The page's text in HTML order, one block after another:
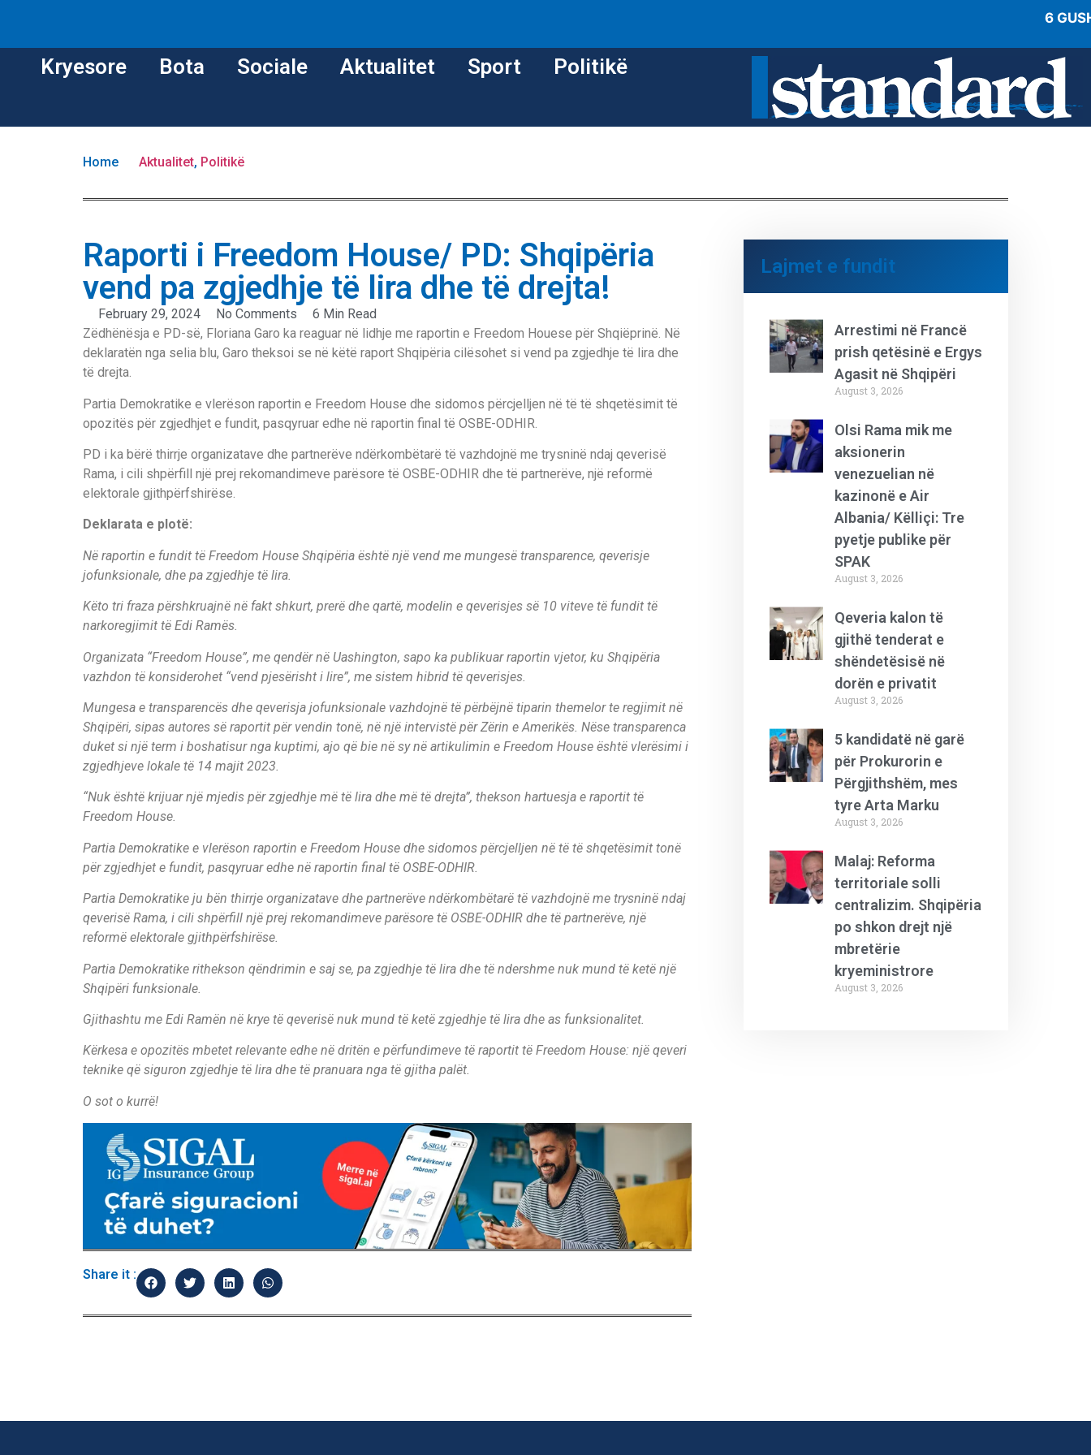
6
Kryesore Bota Sociale Aktualitet Sport Politikë
Home Aktualitet, Politikë
Raporti i Freedom House/ PD: Shqipëria
vend pa zgjedhje të lira dhe të drejta!
February 29, 2024 No Comments
6 Min Read
Zëdhënësja e PD-së, Floriana Garo ka reaguar në lidhje me raportin e Freedom Houese për Shqiëprinë. Në
deklaratën nga selia blu, Garo theksoi se në këtë raport Shqipëria cilësohet si vend pa zgjedhje të lira dhe
të drejta.
Partia Demokratike e vlerëson raportin e Freedom House dhe sidomos përcjelljen në të të shqetësimit të
opozitës për zgjedhjet e fundit, pasqyruar edhe në raportin final të OSBE-ODHIR.
PD i ka bërë thirrje organizatave dhe partnerëve ndërkombëtarë të vazhdojnë me trysninë ndaj qeverisë
Rama, i cili shpërfill një prej rekomandimeve parësore të OSBE-ODHIR dhe të partnerëve, një reformë
elektorale gjithpërfshirëse.
Deklarata e plotë:
Në raportin e fundit të Freedom House Shqipëria është një vend me mungesë transparence, qeverisje
jofunksionale, dhe pa zgjedhje të lira.
Këto tri fraza përshkruajnë në fakt shkurt, prerë dhe qartë, modelin e qeverisjes së 10 viteve të fundit të
narkoregjimit të Edi Ramës.
Organizata “Freedom House”, me qendër në Uashington, sapo ka publikuar raportin vjetor, ku Shqipëria
vazhdon të konsiderohet “vend pjesërisht i lire”, me sistem hibrid të qeverisjes.
Mungesa e transparencës dhe qeverisja jofunksionale vazhdojnë të përbëjnë tiparin themelor te regjimit në
Shqipëri, sipas autores së raportit për vendin tonë, në një intervistë për Zërin e Amerikës. Nëse transparenca
duket si një term i boshatisur nga kuptimi, ajo që bie në sy në artikulimin e Freedom House është vlerësimi i
zgjedhjeve lokale të 14 majit 2023.
“Nuk është krijuar një mjedis për zgjedhje më të lira dhe më të drejta”, thekson hartuesja e raportit të
Freedom House.
Partia Demokratike e vlerëson raportin e Freedom House dhe sidomos përcjelljen në të të shqetësimit tonë
për zgjedhjet e fundit, pasqyruar edhe në raportin final të OSBE-ODHIR.
Partia Demokratike ju bën thirrje organizatave dhe partnerëve ndërkombëtarë të vazhdojnë me trysninë ndaj
qeverisë Rama, i cili shpërfill një prej rekomandimeve parësore të OSBE-ODHIR dhe të partnerëve, një
reformë elektorale gjithpërfshirëse.
Partia Demokratike rithekson qëndrimin e saj se, pa zgjedhje të lira dhe të ndershme nuk mund të ketë një
Shqipëri funksionale.
Gjithashtu me Edi Ramën në krye të qeverisë nuk mund të ketë zgjedhje të lira dhe as funksionalitet.
Kërkesa e opozitës mbetet relevante edhe në dritën e përfundimeve të raportit të Freedom House: një qeveri
teknike që siguron zgjedhje të lira dhe të pranuara nga të gjitha palët.
O sot o kurrë!
Share it :
Lajmet e fundit
Arrestimi në Francë
prish qetësinë e Ergys
Agasit në Shqipëri
August 3, 2026
Olsi Rama mik me
aksionerin
venezuelian në
kazinonë e Air
Albania/ Këlliçi: Tre
pyetje publike për
SPAK
August 3, 2026
Qeveria kalon të
gjithë tenderat e
shëndetësisë në
dorën e privatit
August 3, 2026
5 kandidatë në garë
për Prokurorin e
Përgjithshëm, mes
tyre Arta Marku
August 3, 2026
Malaj: Reforma
territoriale solli
centralizim. Shqipëria
po shkon drejt një
mbretërie
kryeministrore
August 3, 2026